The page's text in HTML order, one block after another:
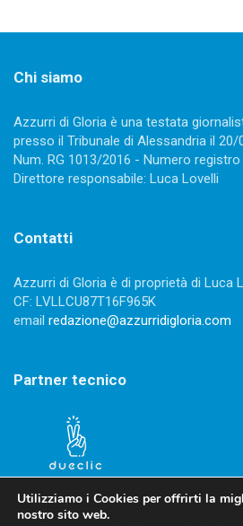
Chi siamo
Azzurri di Gloria è una testata
presso il Tribunale di Alessandria il 20/
Num. RG 1013/2016 - Numero
Direttore responsabile: Luca Lovelli
Contatti
Azzurri di Gloria è di proprietà di Luca
CF: LVLLCU87T16F965K
email redazione@azzurridigloria.com
Partner tecnico
Utilizziamo i Cookies per offrirti la
nostro sito web.